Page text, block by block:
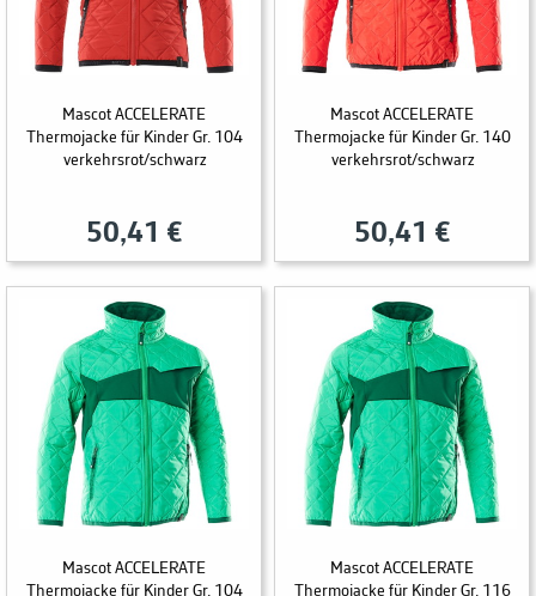
Mascot ACCELERATE
Thermojacke für Kinder Gr. 104
verkehrsrot/schwarz
50,41 €
Mascot ACCELERATE
Thermojacke für Kinder Gr. 140
verkehrsrot/schwarz
50,41 €
Mascot ACCELERATE
Thermojacke für Kinder Gr. 104
Mascot ACCELERATE
Thermojacke für Kinder Gr. 116